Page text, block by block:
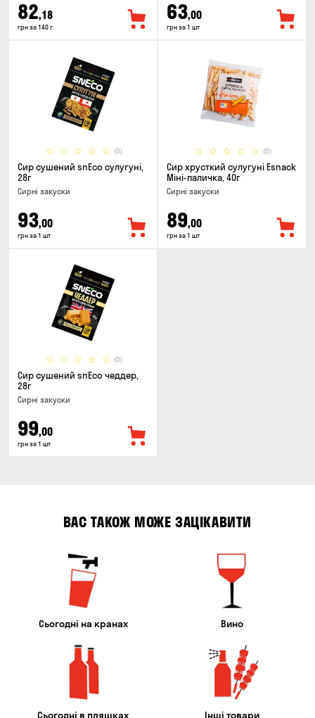
82,18
грн за 140 г
63,00
грн за 1 шт
(0)
Сир сушений snEco сулугуні,
28г
Сирні закуски
93,00
грн за 1 шт
(0)
Сир хрусткий сулугунi Esnack
Міні-паличка, 40г
Сирні закуски
89,00
грн за 1 шт
(0)
Сир сушений snEco чеддер,
28г
Сирні закуски
99,00
грн за 1 шт
ВАС ТАКОЖ МОЖЕ ЗАЦІКАВИТИ
Сьогодні на кранах Вино
Сьогодні в пляшках Інші товари